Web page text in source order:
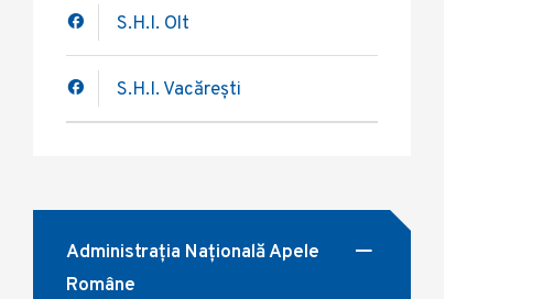
S.H.I. Olt
S.H.I. Vacărești
Administrația Națională Apele
Române